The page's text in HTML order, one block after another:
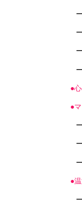
●
●
●